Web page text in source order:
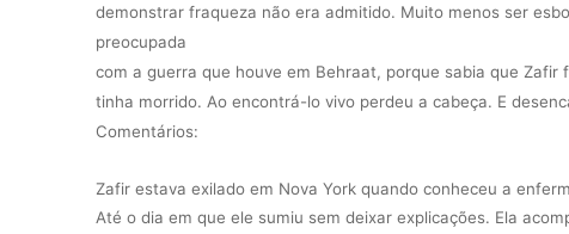
demonstrar fraqueza não era admitido. Muito menos ser
preocupada
com a guerra que houve em Behraat, porque sabia que
tinha morrido. Ao encontrá-lo vivo perdeu a cabeça. E
Comentários:
Zafir estava exilado em Nova York quando conheceu a
Até o dia em que ele sumiu sem deixar explicações. Ela